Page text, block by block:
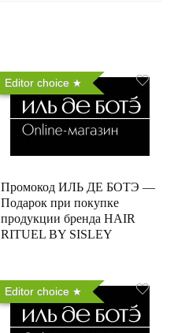
Editor choice
Промокод ИЛЬ ДЕ БОТЭ —
Подарок при покупке
продукции бренда HAIR
RITUEL BY SISLEY
Editor choice